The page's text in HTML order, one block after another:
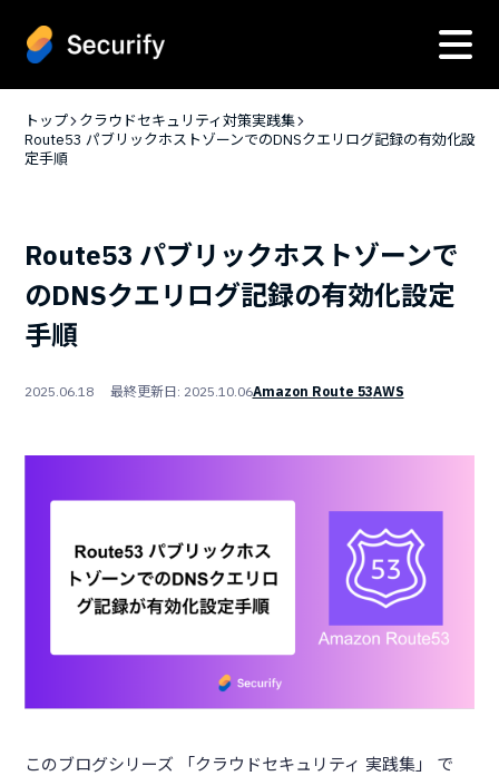
トップ
クラウドセキュリティ対策実践集
Route53 パブリックホストゾーンでのDNSクエリログ記録の有効化設
定手順
Route53 パブリックホストゾーンで
のDNSクエリログ記録の有効化設定
手順
2025.06.18 最終更新日: 2025.10.06Amazon Route 53AWS
このブログシリーズ 「クラウドセキュリティ 実践集」 で